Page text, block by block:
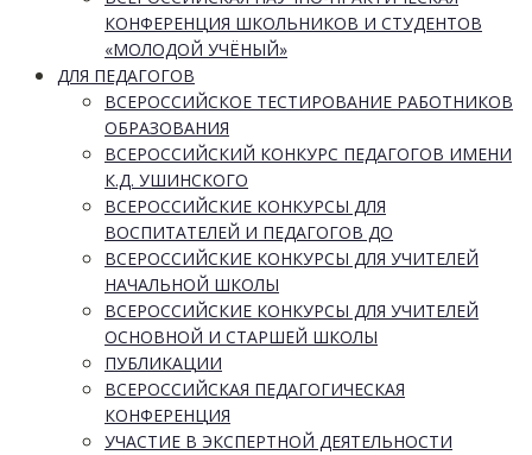
КОНФЕРЕНЦИЯ ШКОЛЬНИКОВ И СТУДЕНТОВ
«МОЛОДОЙ УЧЁНЫЙ»
ДЛЯ ПЕДАГОГОВ
ВСЕРОССИЙСКОЕ ТЕСТИРОВАНИЕ РАБОТНИКОВ
ОБРАЗОВАНИЯ
ВСЕРОССИЙСКИЙ КОНКУРС ПЕДАГОГОВ ИМЕНИ
К.Д. УШИНСКОГО
ВСЕРОССИЙСКИЕ КОНКУРСЫ ДЛЯ
ВОСПИТАТЕЛЕЙ И ПЕДАГОГОВ ДО
ВСЕРОССИЙСКИЕ КОНКУРСЫ ДЛЯ УЧИТЕЛЕЙ
НАЧАЛЬНОЙ ШКОЛЫ
ВСЕРОССИЙСКИЕ КОНКУРСЫ ДЛЯ УЧИТЕЛЕЙ
ОСНОВНОЙ И СТАРШЕЙ ШКОЛЫ
ПУБЛИКАЦИИ
ВСЕРОССИЙСКАЯ ПЕДАГОГИЧЕСКАЯ
КОНФЕРЕНЦИЯ
УЧАСТИЕ В ЭКСПЕРТНОЙ ДЕЯТЕЛЬНОСТИ